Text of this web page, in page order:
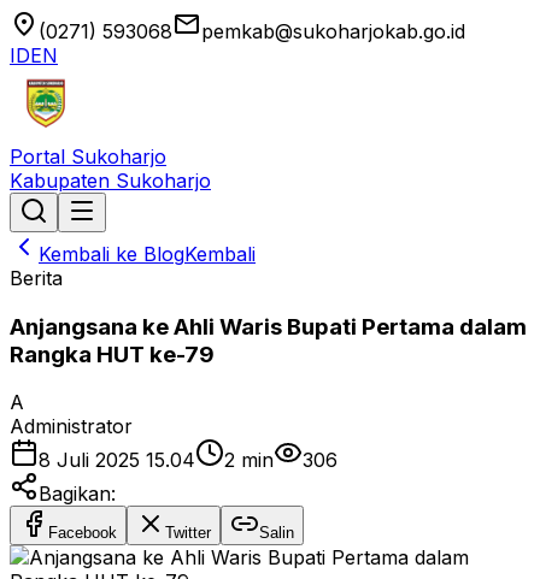
location_on (0271) 593068emailpemkab@sukoharjokab.go.id
IDEN
Portal Sukoharjo
Kabupaten Sukoharjo
Kembali ke BlogKembali
Berita
Anjangsana ke Ahli Waris Bupati Pertama dalam
Rangka HUT ke-79
A
Administrator
8 Juli 2025 15.04
2 min
306
Bagikan:
Facebook Twitter Salin